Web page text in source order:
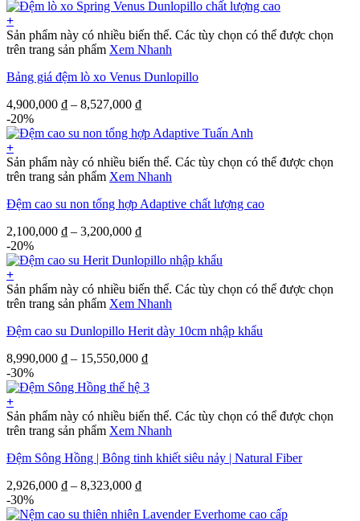
+
Sản phẩm này có nhiều biến thể. Các tùy chọn có thể được chọn
trên trang sản phẩm Xem Nhanh
Bảng giá đệm lò xo Venus Dunlopillo
4,900,000 ₫ – 8,527,000 ₫
-20%
+
Sản phẩm này có nhiều biến thể. Các tùy chọn có thể được chọn
trên trang sản phẩm Xem Nhanh
Đệm cao su non tổng hợp Adaptive chất lượng cao
2,100,000 ₫ – 3,200,000 ₫
-20%
+
Sản phẩm này có nhiều biến thể. Các tùy chọn có thể được chọn
trên trang sản phẩm Xem Nhanh
Đệm cao su Dunlopillo Herit dày 10cm nhập khẩu
8,990,000 ₫ – 15,550,000 ₫
-30%
+
Sản phẩm này có nhiều biến thể. Các tùy chọn có thể được chọn
trên trang sản phẩm Xem Nhanh
Đệm Sông Hồng | Bông tinh khiết siêu nảy | Natural Fiber
2,926,000 ₫ – 8,323,000 ₫
-30%